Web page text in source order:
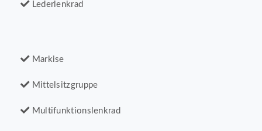
Lederlenkrad
Markise
Mittelsitzgruppe
Multifunktionslenkrad